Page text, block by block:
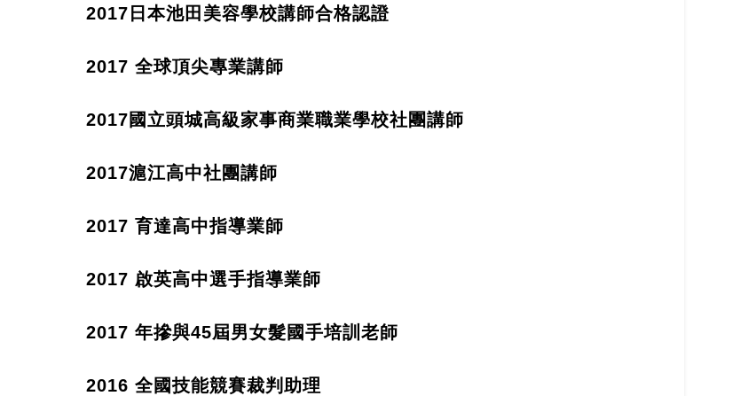
2017 日本池田美容學校講師合格認證
2017 全球頂尖專業講師
2017國立頭城高級家事商業職業學校社團講師
2017滬江高中社團講師
2017 育達高中指導業師
2017 啟英高中選手指導業師
2017 年摻與45屆男女髮國手培訓老師
2016 全國技能競賽裁判助理